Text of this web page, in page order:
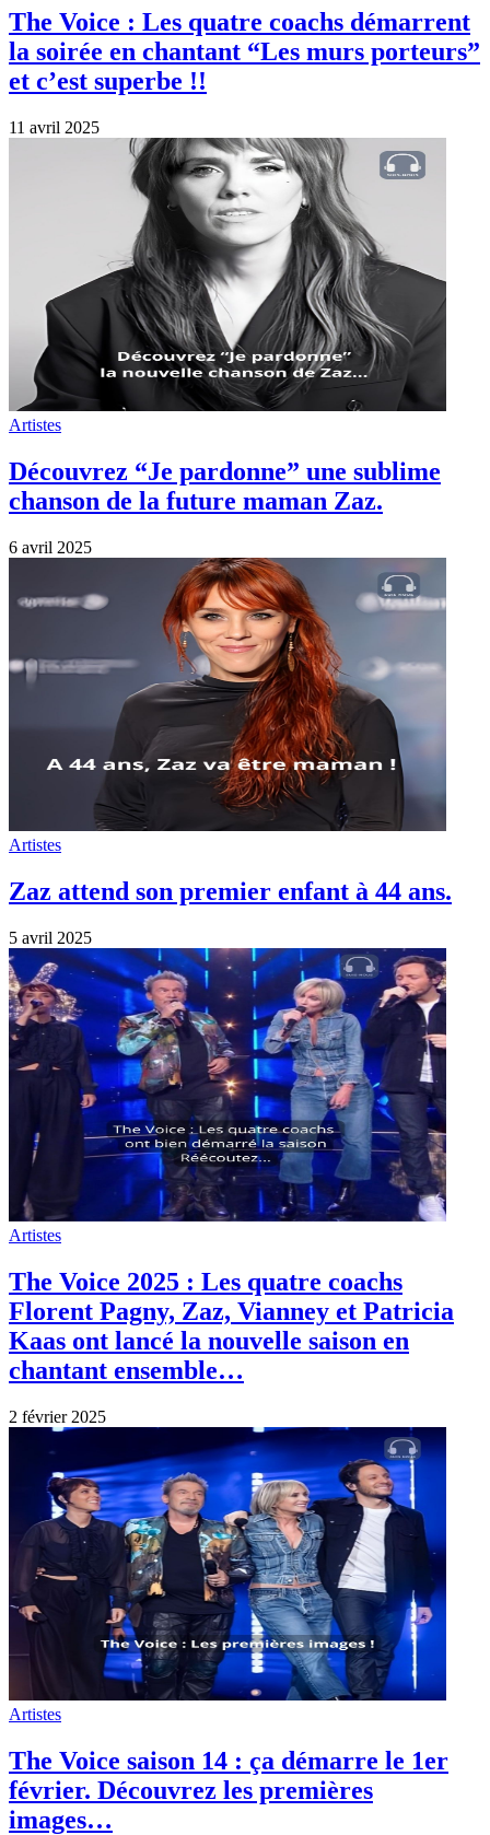
The Voice : Les quatre coachs démarrent
la soirée en chantant “Les murs porteurs”
et c’est superbe !!
11 avril 2025
Artistes
Découvrez “Je pardonne” une sublime
chanson de la future maman Zaz.
6 avril 2025
Artistes
Zaz attend son premier enfant à 44 ans.
5 avril 2025
Artistes
The Voice 2025 : Les quatre coachs
Florent Pagny, Zaz, Vianney et Patricia
Kaas ont lancé la nouvelle saison en
chantant ensemble…
2 février 2025
Artistes
The Voice saison 14 : ça démarre le 1er
février. Découvrez les premières
images…